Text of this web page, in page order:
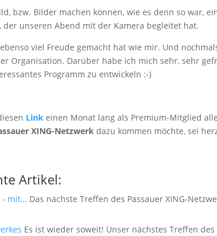
bzw. Bilder machen können, wie es denn so war,
, der unseren Abend mit der Kamera begleitet hat.
viel Freude gemacht hat wie mir. Und
Organisation. Darüber habe ich mich sehr, sehr
Programm zu entwickeln :-)
Link einen Monat lang als Premium-Mitglied
XING-Netzwerk dazu kommen möchte, sei
Artikel:
- mit… Das nächste Treffen des Passauer XING-
Es ist wieder soweit! Unser nächstes Treffen des